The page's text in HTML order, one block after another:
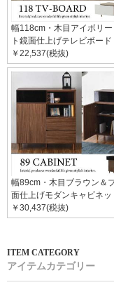
幅118cm・木目アイボリー
ト鏡面仕上げテレビボード
￥22,537(税抜)
幅89cm・木目ブラウン＆
面仕上げモダンキャビネッ
￥30,437(税抜)
アイテムカテゴリー